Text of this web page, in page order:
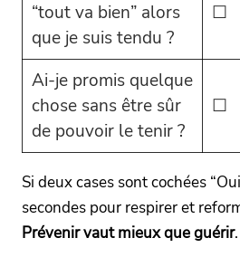
“tout va bien” alors
que je suis tendu ?
☐
Ai-je promis quelque
chose sans être sûr
de pouvoir le tenir ?
☐
Si deux cases sont cochées
secondes pour respirer et
Prévenir vaut mieux que guérir.